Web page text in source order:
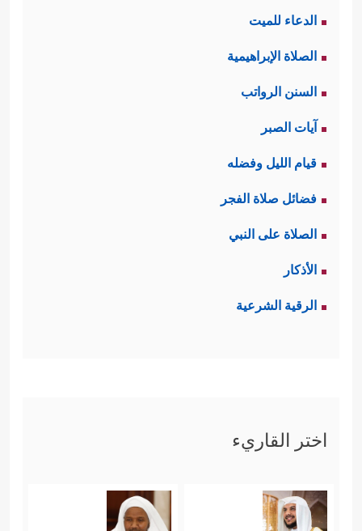
الدعاء للميت
الصلاة الإبراهيمية
السنن الرواتب
آيات الصبر
قيام الليل وفضله
فضائل صلاة الفجر
الصلاة على النبي
الأذكار
الرقية الشرعية
اختر القاريء